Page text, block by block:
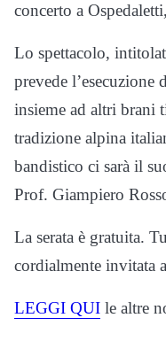
concerto a
Lo spettacolo,
prevede
insieme ad altri brani
tradizione alpina
bandistico ci sarà il
Prof. Giampiero
La serata è gratuita.
cordialmente invitata
LEGGI QUI le altre